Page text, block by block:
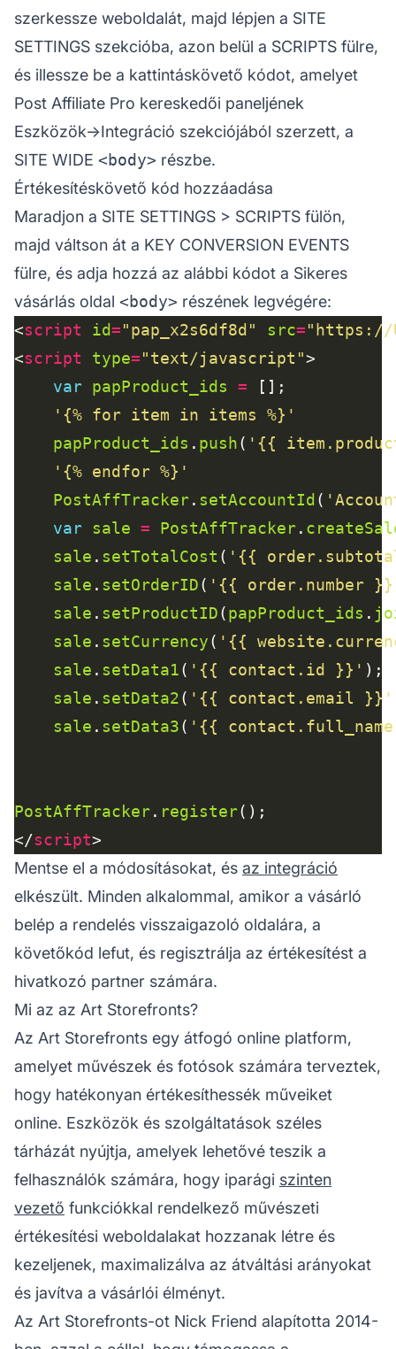
szerkessze weboldalát, majd lépjen a SITE
SETTINGS szekcióba, azon belül a SCRIPTS fülre,
és illessze be a kattintáskövető kódot, amelyet
Post Affiliate Pro kereskedői paneljének
Eszközök->Integráció szekciójából szerzett, a
SITE WIDE <body> részbe.
Értékesítéskövető kód hozzáadása
Maradjon a SITE SETTINGS > SCRIPTS fülön,
majd váltson át a KEY CONVERSION EVENTS
fülre, és adja hozzá az alábbi kódot a Sikeres
vásárlás oldal <body> részének legvégére:
<script id="pap_x2s6df8d" src="https://
<script type="text/javascript"
var papProduct_ids =
'{% for item in items %}'
papProduct_ids . push( '{{
'{% endfor %}'
PostAffTracker. setAccountId(
var sale = PostAffTracker.
sale . setTotalCost ( '{{
sale . setOrderID( '{{ order.number
sale . setProductID(papProduct_ids .
sale . setCurrency( '{{
sale . setData1( '{{ contact.id }}'
sale . setData2( '{{ contact.email }}'
sale . setData3( '{{
PostAffTracker. register
</script
Mentse el a módosításokat, és az integráció
elkészült. Minden alkalommal, amikor a vásárló
belép a rendelés visszaigazoló oldalára, a
követőkód lefut, és regisztrálja az értékesítést a
hivatkozó partner számára.
Mi az az Art Storefronts?
Az Art Storefronts egy átfogó online platform,
amelyet művészek és fotósok számára terveztek,
hogy hatékonyan értékesíthessék műveiket
online. Eszközök és szolgáltatások széles
tárházát nyújtja, amelyek lehetővé teszik a
felhasználók számára, hogy iparági szinten
vezető funkciókkal rendelkező művészeti
értékesítési weboldalakat hozzanak létre és
kezeljenek, maximalizálva az átváltási arányokat
és javítva a vásárlói élményt.
Az Art Storefronts-ot Nick Friend alapította 2014-